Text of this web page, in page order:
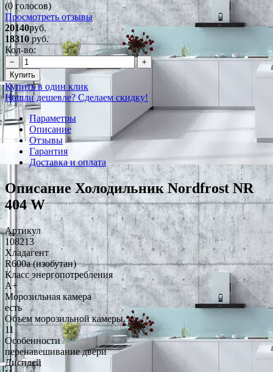
(0 голосов)
Просмотреть отзывы
20140руб.
18310руб.
Кол-во:
−
+
Купить
Купить в один клик
Нашли дешевле? Сделаем скидку!
Параметры
Описание
Отзывы
Гарантия
Доставка и оплата
Описание Холодильник Nordfrost NR
404 W
Артикул
108213
Хладагент
R600a (изобутан)
Класс энергопотребления
A+
Морозильная камера
есть
Объем морозильной камеры, л
11
Особенности
перенавешивание двери
Дисплей